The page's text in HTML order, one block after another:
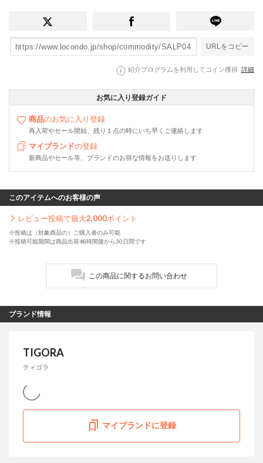
URLをコピー
紹介プログラムを利用してコイン獲得 詳細
お気に入り登録ガイド
商品のお気に入り登録
再入荷やセール開始、残り１点の時にいち早くご連絡します
マイブランドの登録
新商品やセール等、ブランドのお得な情報をお送りします
このアイテムへのお客様の声
レビュー投稿で最大2,000ポイント
※投稿は（対象商品の）ご購入者のみ可能
※投稿可能期間は商品出荷48時間後から30日間です
この商品に関するお問い合わせ
ブランド情報
TIGORA
ティゴラ
マイブランドに登録